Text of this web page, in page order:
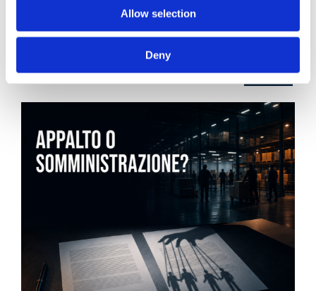
Allow selection
Deny
Diritto del Lavoro, Michela Colitta, Sentenze Cassazione
Roberto De Gaetano
News.